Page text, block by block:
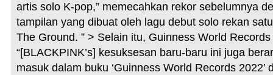
artis solo K-pop,” memecahkan rekor sebelumnya
tampilan yang dibuat oleh lagu debut solo rekan
The Ground. ” > Selain itu, Guinness World
“[BLACKPINK’s] kesuksesan baru-baru ini juga
masuk dalam buku ‘Guinness World Records 2022’